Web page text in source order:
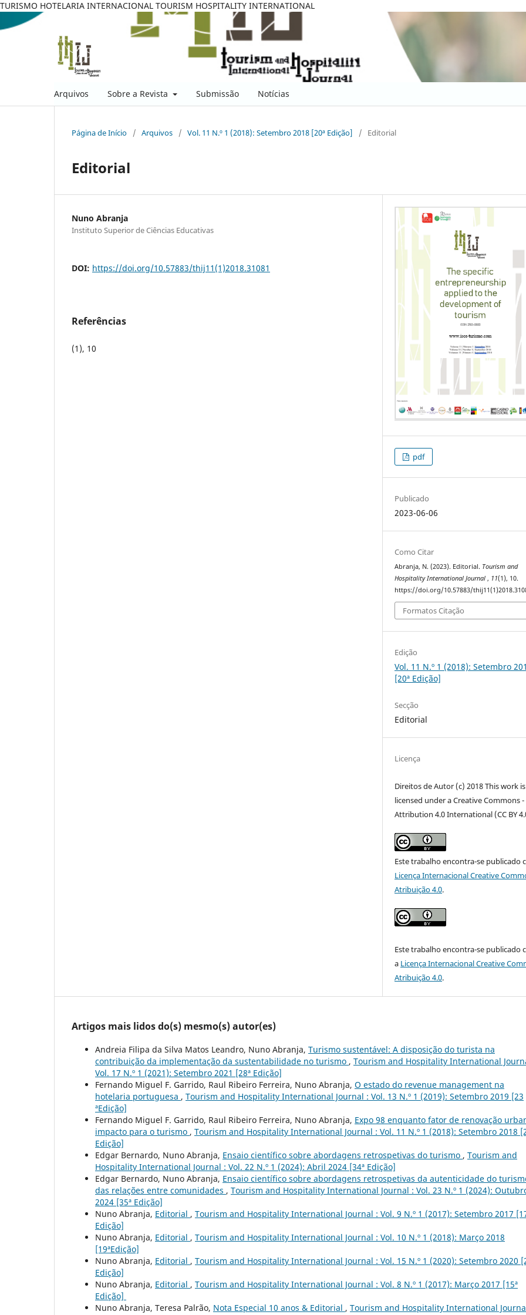
TURISMO HOTELARIA INTERNACIONAL TOURISM HOSPITALITY INTERNATIONAL
Arquivos Sobre a Revista Submissão Notícias
Página de Início / Arquivos / Vol. 11 N.º 1 (2018): Setembro 2018 [20ª Edição] / Editorial
Editorial
Nuno Abranja
Instituto Superior de Ciências Educativas
DOI: https://doi.org/10.57883/thij11(1)2018.31081
Referências
(1), 10
pdf
Publicado
2023-06-06
Como Citar
Abranja, N. (2023). Editorial. Tourism and
Hospitality International Journal , 11(1), 10.
https://doi.org/10.57883/
Formatos Citação
Edição
Vol. 11 N.º 1 (2018): Setembro
[20ª Edição]
Secção
Editorial
Licença
Direitos de Autor (c) 2018 This work is
licensed under a Creative Commons -
Attribution 4.0 International (CC BY
Este trabalho encontra-se publicado
Licença Internacional Creative
Atribuição 4.0.
Este trabalho encontra-se publicado
a Licença Internacional Creative
Atribuição 4.0.
Artigos mais lidos do(s) mesmo(s) autor(es)
Andreia Filipa da Silva Matos Leandro, Nuno Abranja, Turismo sustentável: A disposição do turista na
contribuição da implementação da sustentabilidade no turismo , Tourism and Hospitality International
Vol. 17 N.º 1 (2021): Setembro 2021 [28ª Edição]
Fernando Miguel F. Garrido, Raul Ribeiro Ferreira, Nuno Abranja, O estado do revenue management na
hotelaria portuguesa , Tourism and Hospitality International Journal : Vol. 13 N.º 1 (2019): Setembro 2019 [23
ªEdição]
Fernando Miguel F. Garrido, Raul Ribeiro Ferreira, Nuno Abranja, Expo 98 enquanto fator de renovação
impacto para o turismo , Tourism and Hospitality International Journal : Vol. 11 N.º 1 (2018): Setembro 2018
Edição]
Edgar Bernardo, Nuno Abranja, Ensaio científico sobre abordagens retrospetivas do turismo , Tourism and
Hospitality International Journal : Vol. 22 N.º 1 (2024): Abril 2024 [34ª Edição]
Edgar Bernardo, Nuno Abranja, Ensaio científico sobre abordagens retrospetivas da autenticidade do
das relações entre comunidades , Tourism and Hospitality International Journal : Vol. 23 N.º 1 (2024):
2024 [35ª Edição]
Nuno Abranja, Editorial , Tourism and Hospitality International Journal : Vol. 9 N.º 1 (2017): Setembro 2017
Edição]
Nuno Abranja, Editorial , Tourism and Hospitality International Journal : Vol. 10 N.º 1 (2018): Março 2018
[19ªEdição]
Nuno Abranja, Editorial , Tourism and Hospitality International Journal : Vol. 15 N.º 1 (2020): Setembro 2020
Edição]
Nuno Abranja, Editorial , Tourism and Hospitality International Journal : Vol. 8 N.º 1 (2017): Março 2017 [15ª
Edição]
Nuno Abranja, Teresa Palrão, Nota Especial 10 anos & Editorial , Tourism and Hospitality International